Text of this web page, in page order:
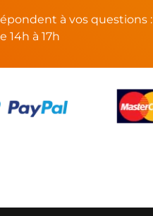
à vos questions :
14h à 17h